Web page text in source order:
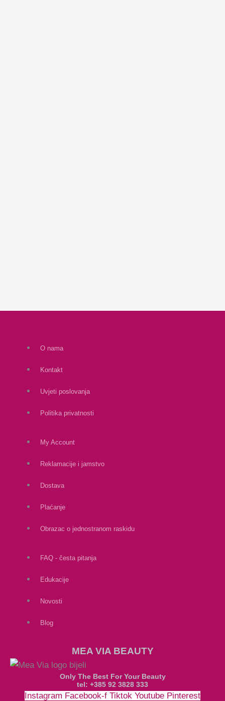
O nama
Kontakt
Uvjeti poslovanja
Politika privatnosti
My Account
Reklamacije i jamstvo
Dostava
Plaćanje
Obrazac o jednostranom raskidu
FAQ - česta pitanja
Edukacije
Novosti
Blog
MEA VIA BEAUTY
Only The Best For Your Beauty
tel: +385 92 3828 333
Instagram Facebook-f Tiktok Youtube Pinterest